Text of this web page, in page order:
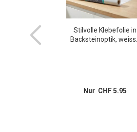
Typ 12
Stilvolle Klebefolie in
Backsteinoptik, weiss...
Nur CHF 5.95